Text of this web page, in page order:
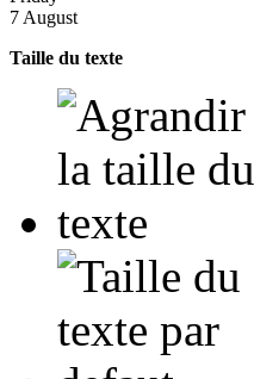
7 August
Taille du texte